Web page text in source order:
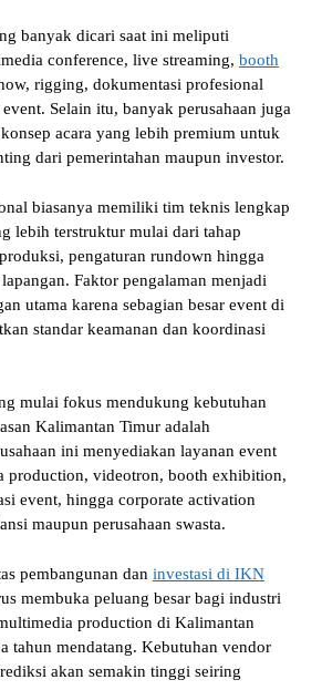
banyak dicari saat ini meliputi
conference, live streaming, booth
rigging, dokumentasi profesional
Selain itu, banyak perusahaan juga
acara yang lebih premium untuk
dari pemerintahan maupun investor.
biasanya memiliki tim teknis lengkap
lebih terstruktur mulai dari tahap
pengaturan rundown hingga
Faktor pengalaman menjadi
utama karena sebagian besar event di
standar keamanan dan koordinasi
mulai fokus mendukung kebutuhan
Kalimantan Timur adalah
ini menyediakan layanan event
production, videotron, booth exhibition,
event, hingga corporate activation
maupun perusahaan swasta.
pembangunan dan investasi di IKN
membuka peluang besar bagi industri
production di Kalimantan
tahun mendatang. Kebutuhan vendor
akan semakin tinggi seiring